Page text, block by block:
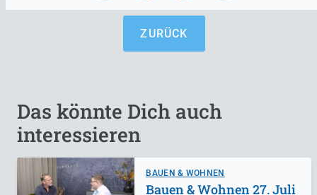
ZURÜCK
Das könnte Dich auch
interessieren
BAUEN & WOHNEN
Bauen & Wohnen 27. Juli